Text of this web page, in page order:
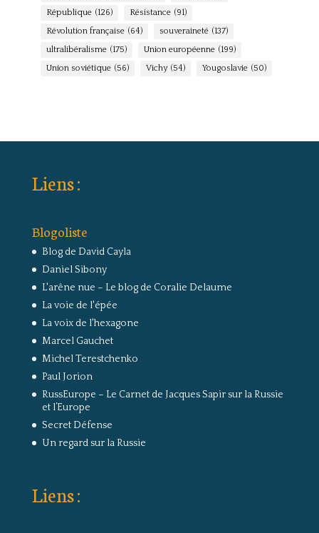
République (126) Résistance (91)
Révolution française (64) souveraineté (137)
ultralibéralisme (175) Union européenne (199)
Union soviétique (56) Vichy (54) Yougoslavie (50)
Liens :
Blogoliste
Blog de David Cayla
Daniel Sibony
L'arêne nue – Le blog de Coralie Delaume
La voie de l'épée
La voix de l'hexagone
Marcel Gauchet
Michel Terestchenko
Paul Jorion
RussEurope – Le Carnet de Jacques Sapir sur la Russie
et l’Europe
Secret Défense
Un regard sur la Russie
Liens :